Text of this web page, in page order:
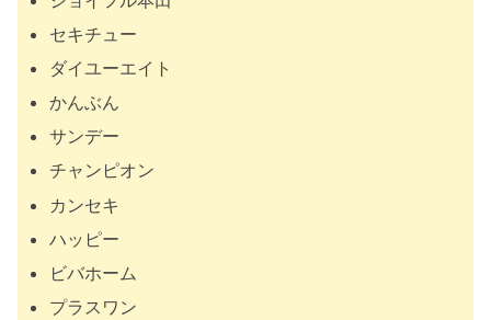
セキチュー
ダイユーエイト
かんぶん
サンデー
チャンピオン
カンセキ
ハッピー
ビバホーム
プラスワン